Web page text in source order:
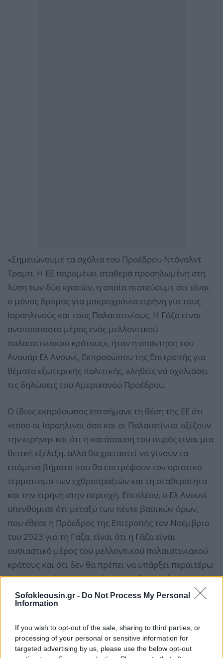
Sofokleousin.gr - Do Not Process My Personal
Information
If you wish to opt-out of the sale, sharing to third parties, or
processing of your personal or sensitive information for
targeted advertising by us, please use the below opt-out
«Σημειώνουμε τα σχόλια του Προέδρου Ντόναλντ
Τραμπ. Η ΕΕ παραμένει σταθερά προσηλωμένη στη
λύση των δύο κρατών, η οποία πιστεύουμε ότι είναι
ο μόνος δρόμος για μακροχρόνια ειρήνη για τους
Ισραηλινούς και τους Παλαιστινίους. Η Γάζα είναι
αναπόσπαστο μέρος ενός μελλοντικού
παλαιστινιακού κράτους», ήταν η απάντηση του
Ανουάρ Ελ Ανουνί, Εκπροσώπου της Επιτροπής για
θέματα εξωτερικής πολιτικής, κληθείς να σχολιάσει
τις δηλώσεις του Αμερικανού Προέδρου.
Ο ίδιος εκπρόσωπος επεσήμανε τη θέση της ΕΕ ότι
«τόσο οι Ισραηλινοί όσο και οι Παλαιστίνιοι αξίζουν
την ειρήνη» και ότι η κατάπαυση του πυρός είναι μια
θετική εξέλιξη, αλλά θα χρειαστεί να γίνουν τα
επόμενα βήματα που θα επιτρέψουν τον οριστικό
τερματισμό των εχθροπραξιών και τη σταθερότητα
και την ειρήνη στην περιοχή. Επιπλέον, ο Ελ Ανουνί
υπενθύμισε ότι μεταξύ των πέντε βασικών όρων,
που έθεσε η Πρόεδρος της Επιτροπής τον Νοέμβριο
του 2023 για τη Γάζα, είναι ότι η Γάζα είναι
ουσιαστικό μέρος του μελλοντικού παλαιστινιακού
κράτους και ότι δεν θα πρέπει να υπάρξει περαιτέρω
αναγκαστικός εκτοπισμός των Παλαιστινίων.